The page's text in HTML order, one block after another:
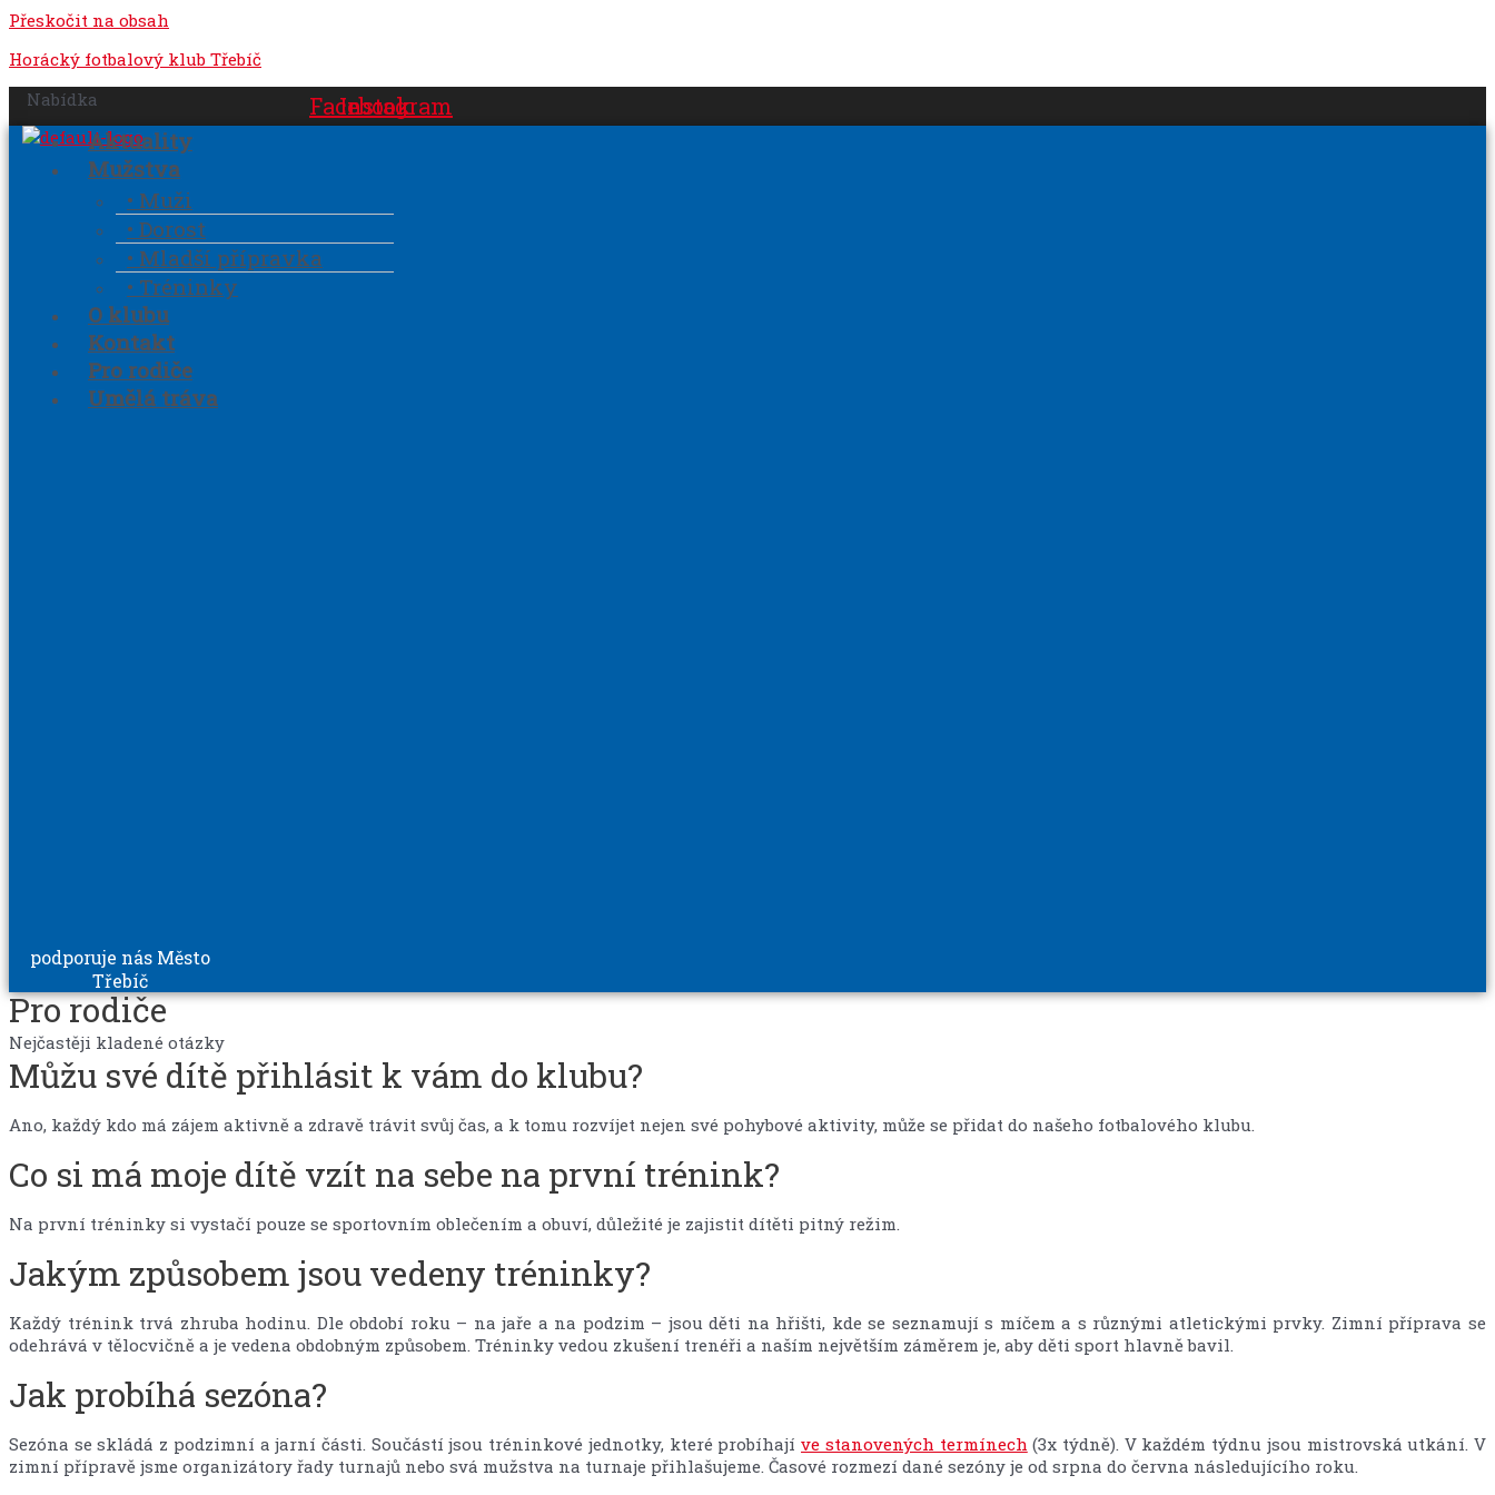
Přeskočit na obsah
Horácký fotbalový klub Třebíč
Facebook
Instagram
Nabídka
Aktuality
Mužstva
• Muži
• Dorost
• Mladší přípravka
• Tréninky
O klubu
Kontakt
Pro rodiče
Umělá tráva
podporuje nás Město
Třebíč
Pro rodiče
Nejčastěji kladené otázky
Můžu své dítě přihlásit k vám do klubu?
Ano, každý kdo má zájem aktivně a zdravě trávit svůj čas, a k tomu rozvíjet nejen své pohybové aktivity, může se přidat do našeho fotbalového klubu.
Co si má moje dítě vzít na sebe na první trénink?
Na první tréninky si vystačí pouze se sportovním oblečením a obuví, důležité je zajistit dítěti pitný režim.
Jakým způsobem jsou vedeny tréninky?
Každý trénink trvá zhruba hodinu. Dle období roku – na jaře a na podzim – jsou děti na hřišti, kde se seznamují s míčem a s různými atletickými prvky. Zimní příprava se
odehrává v tělocvičně a je vedena obdobným způsobem. Tréninky vedou zkušení trenéři a naším největším záměrem je, aby děti sport hlavně bavil.
Jak probíhá sezóna?
Sezóna se skládá z podzimní a jarní části. Součástí jsou tréninkové jednotky, které probíhajíve stanovených termínech (3x týdně). V každém týdnu jsou mistrovská utkání. V
zimní přípravě jsme organizátory řady turnajů nebo svá mužstva na turnaje přihlašujeme. Časové rozmezí dané sezóny je od srpna do června následujícího roku.